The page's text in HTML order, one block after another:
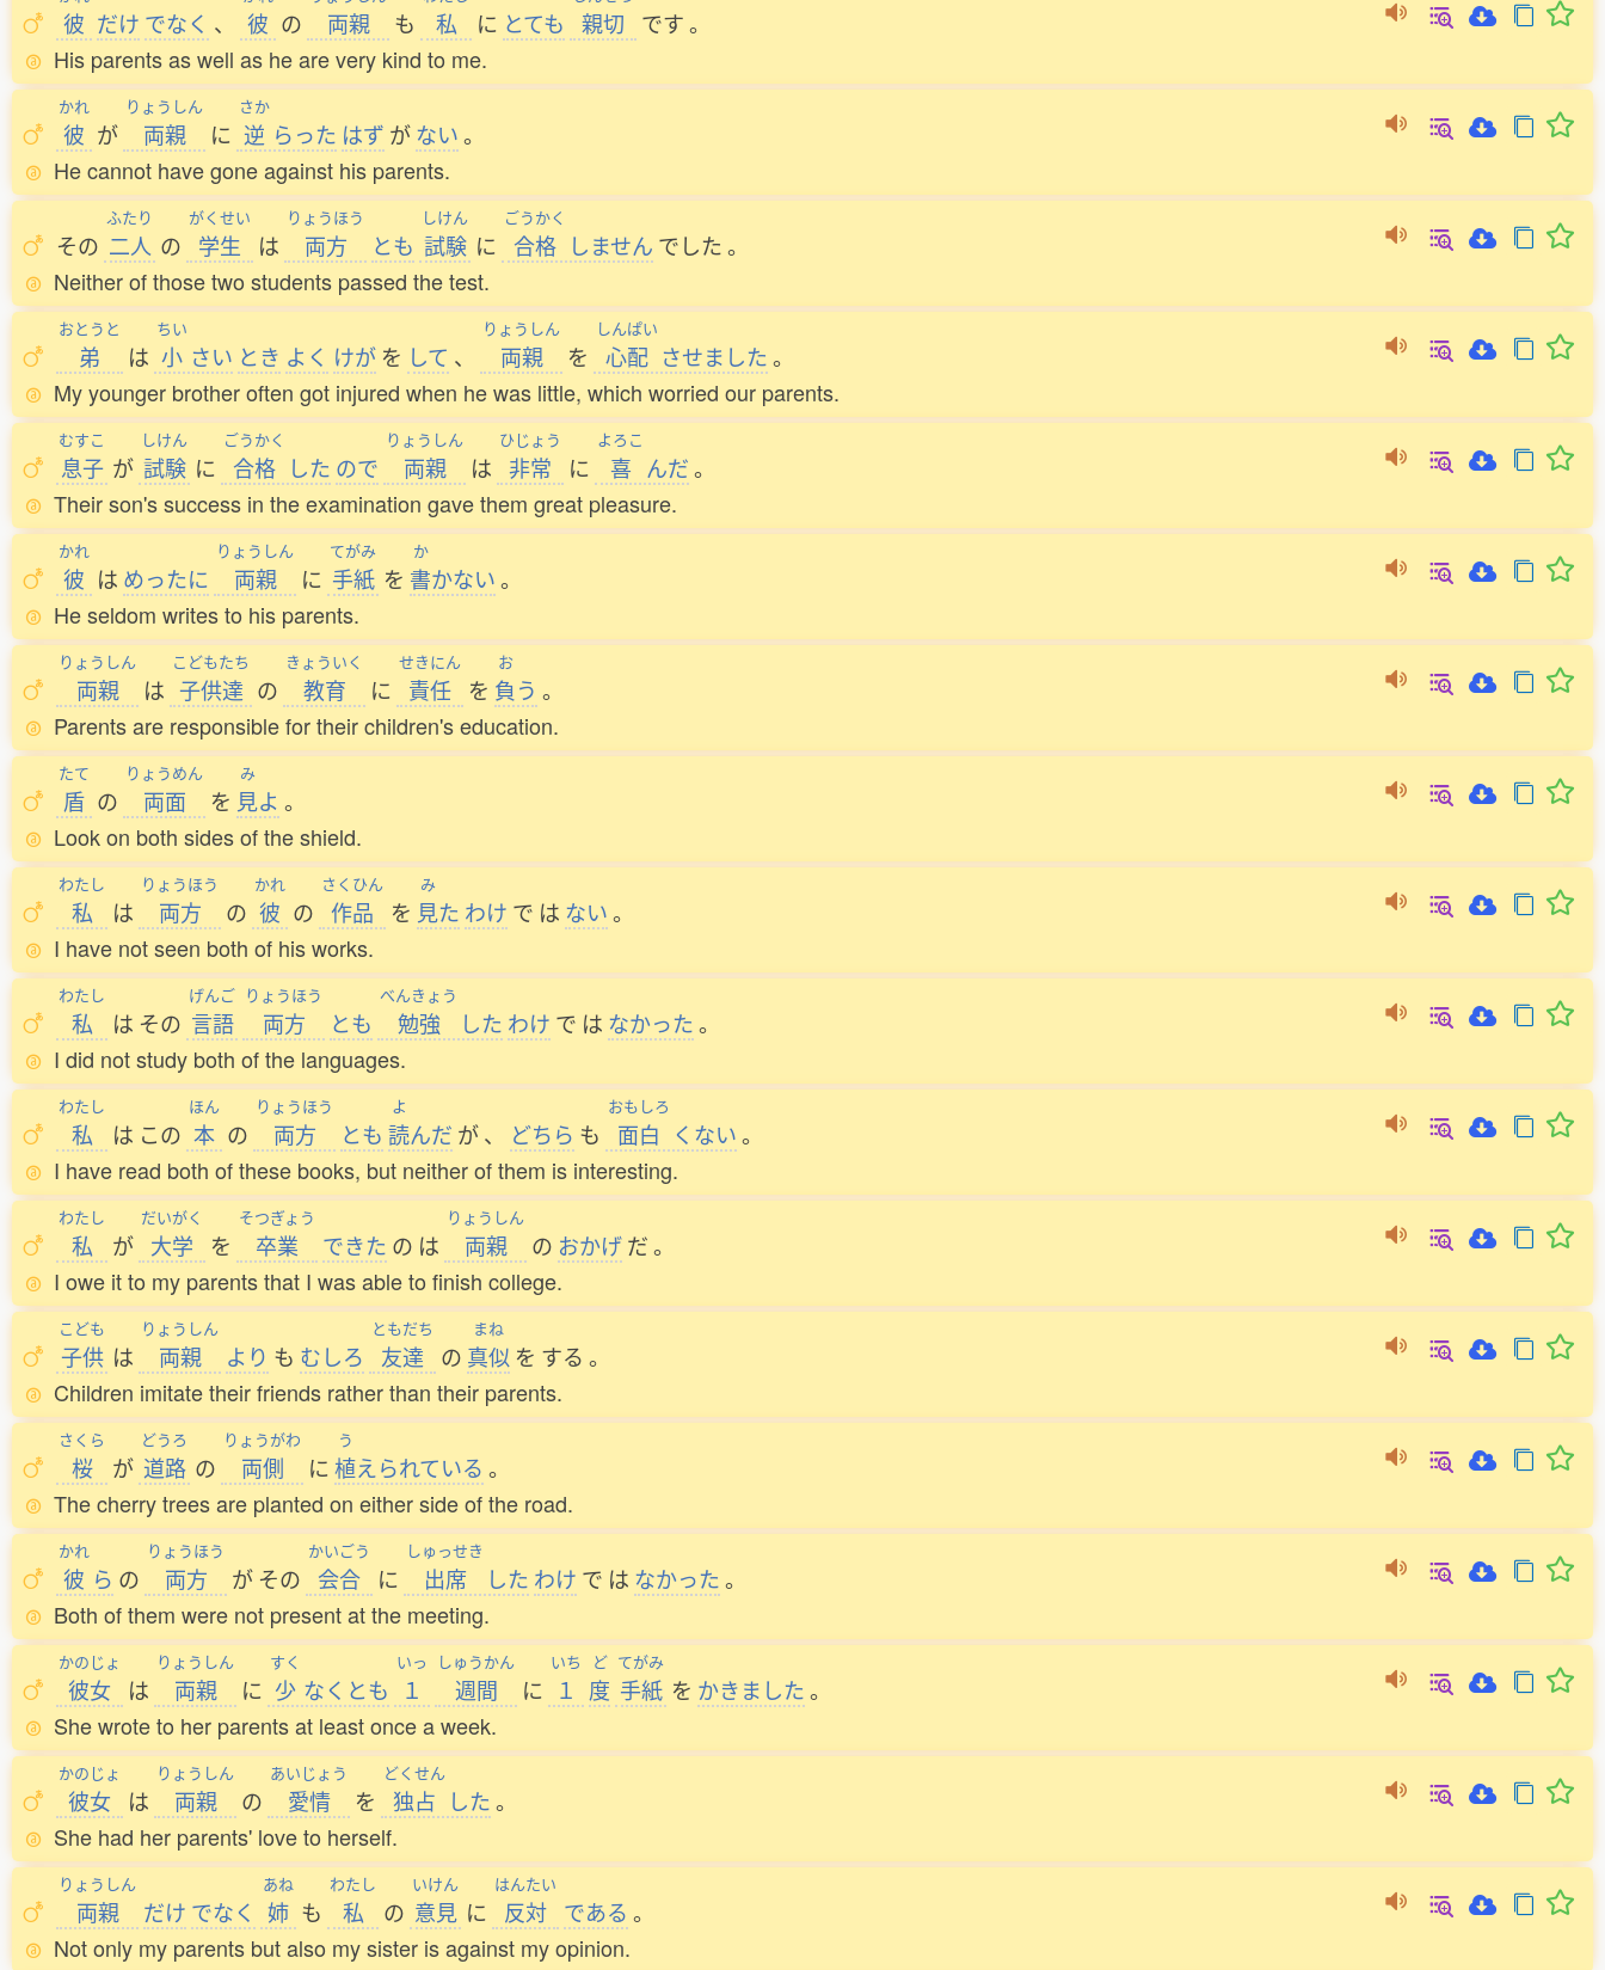
彼 だけ でなく 、 彼 の 両親 も 私 に とても 親切 です。
His parents as well as he are very kind to me.
かれ
彼 が
りょうしん
両親 に
さか
逆 らった はず がない。
He cannot have gone against his parents.
その
ふたり
二人 の
がくせい
学生 は
りょうほう
両方 とも
しけん
試験 に
ごうかく
合格 しません でした。
Neither of those two students passed the test.
おとうと
弟 は
ちい
小 さい とき よく けが を して 、
りょうしん
両親 を
しんぱい
心配 させました。
My younger brother often got injured when he was little, which worried our parents.
むすこ
息子 が
しけん
試験 に
ごうかく
合格 した ので
りょうしん
両親 は
ひじょう
非常 に
よろこ
喜 んだ。
Their son's success in the examination gave them great pleasure.
かれ
彼 は めったに
りょうしん
両親 に
てがみ
手紙 を
か
書かない。
He seldom writes to his parents.
りょうしん
両親 は
こどもたち
子供達 の
きょういく
教育 に
せきにん
責任 を
お
負 う 。
Parents are responsible for their children's education.
たて
盾 の
りょうめん
両面 を
み
見よ 。
Look on both sides of the shield.
わたし
私 は
りょうほう
両方 の
かれ
彼 の
さくひん
作品 を
み
見た わけ で は ない。
I have not seen both of his works.
わたし
私 は その
げんご
言語
りょうほう
両方 とも
べんきょう
勉強 した わけ で は なかった。
I did not study both of the languages.
わたし
私 は この
ほん
本 の
りょうほう
両方 とも
よ
読んだ が、 どちら も
おもしろ
面白 くない。
I have read both of these books, but neither of them is interesting.
わたし
私 が
だいがく
大学 を
そつぎょう
卒業 できた の は
りょうしん
両親 の おかげだ。
I owe it to my parents that I was able to finish college.
こども
子供 は
りょうしん
両親 より も むしろ
ともだち
友達 の
まね
真似 を する 。
Children imitate their friends rather than their parents.
さくら
桜 が
どうろ
道路 の
りょうがわ
両側 に
う
植えられている 。
The cherry trees are planted on either side of the road.
かれ
彼 ら の
りょうほう
両方 が その
かいごう
会合 に
しゅっせき
出席 した わけ で は なかった。
Both of them were not present at the meeting.
かのじょ
彼女 は
りょうしん
両親 に
すく
少 なくとも
いっ
１
しゅうかん
週間 に
いち
１
ど
度
てがみ
手紙 を かきました。
She wrote to her parents at least once a week.
かのじょ
彼女 は
りょうしん
両親 の
あいじょう
愛情 を
どくせん
独占 した。
She had her parents' love to herself.
りょうしん
両親 だけ でなく
あね
姉 も
わたし
私 の
いけん
意見 に
はんたい
反対 である 。
Not only my parents but also my sister is against my opinion.